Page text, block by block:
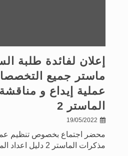
إعلان لفائدة طلبة
ماستر جميع
عملية إيداع و
الماستر 2
19/05/2022
محضر اجتماع بخصوص تنظيم
مذكرات الماستر 2 دليل اعداد المذكرة 2022…